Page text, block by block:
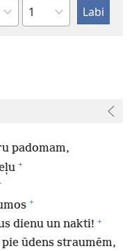
Pēc
nodaļām
padomam,
+
+
dienu un nakti! +
ūdens straumēm,